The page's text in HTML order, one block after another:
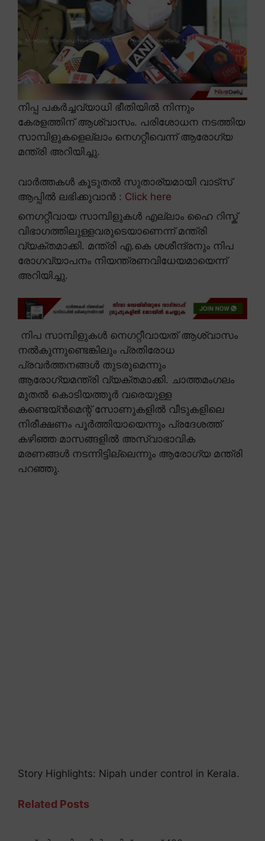
നിപ്പ പകർച്ചവ്യാധി ഭീതിയിൽ നിന്നും
കേരളത്തിന് ആശ്വാസം. പരിശോധന നടത്തിയ
സാമ്പിളുകളെല്ലാം നെഗറ്റീവെന്ന് ആരോഗ്യ
മന്ത്രി അറിയിച്ചു.
വാർത്തകൾ കൂടുതൽ സുതാര്യമായി വാട്സ്
ആപ്പിൽ ലഭിക്കുവാൻ : Click here
നെഗറ്റീവായ സാമ്പിളുകൾ എല്ലാം ഹൈ റിസ്ക്
വിഭാഗത്തിലുള്ളവരുടെയാണെന്ന് മന്ത്രി
വ്യക്തമാക്കി. മന്ത്രി എ.കെ ശശീന്ദ്രനും നിപ
രോഗവ്യാപനം നിയന്ത്രണവിധേയമായെന്ന്
അറിയിച്ചു.
നിപ സാമ്പിളുകൾ നെഗറ്റീവായത് ആശ്വാസം
നൽകുന്നുണ്ടെങ്കിലും പ്രതിരോധ
പ്രവർത്തനങ്ങൾ തുടരുമെന്നും
ആരോഗ്യമന്ത്രി വ്യക്തമാക്കി. ചാത്തമംഗലം
മുതൽ കൊടിയത്തൂർ വരെയുള്ള
കണ്ടെയ്ൻമെന്റ് സോണുകളിൽ വീടുകളിലെ
നിരീക്ഷണം പൂർത്തിയായെന്നും പ്രദേശത്ത്
കഴിഞ്ഞ മാസങ്ങളിൽ അസ്വാഭാവിക
മരണങ്ങൾ നടന്നിട്ടില്ലെന്നും ആരോഗ്യ മന്ത്രി
പറഞ്ഞു.
Story Highlights: Nipah under control in Kerala.
Related Posts